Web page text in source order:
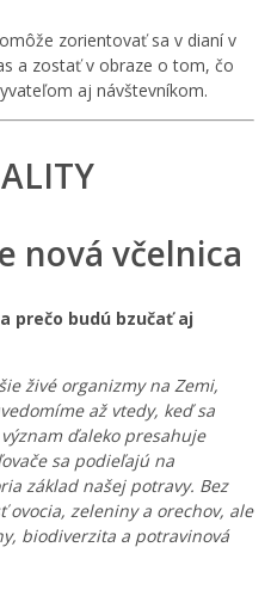
zorientovať sa v dianí v
a zostať v obraze o tom, čo
aj návštevníkom.
nová včelnica
prečo budú bzučať aj
živé organizmy na Zemi,
až vtedy, keď sa
ďaleko presahuje
sa podieľajú na
základ našej potravy. Bez
ovocia, zeleniny a orechov, ale
biodiverzita a potravinová